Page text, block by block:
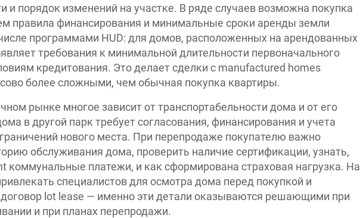
и порядок изменений на участке. В ряде случаев возможна покупка
правила финансирования и минимальные сроки аренды земли
программами HUD: для домов, расположенных на арендованных
требования к минимальной длительности первоначального
кредитования. Это делает сделки с manufactured homes
более сложными, чем обычная покупка квартиры.
рынке многое зависит от транспортабельности дома и от его
в другой парк требует согласования, финансирования и учета
нового места. При перепродаже покупателю важно
обслуживания дома, проверить наличие сертификации, узнать,
коммунальные платежи, и как сформирована страховая нагрузка. На
специалистов для осмотра дома перед покупкой и
договор lot lease — именно эти детали оказываются решающими при
и при планах перепродажи.